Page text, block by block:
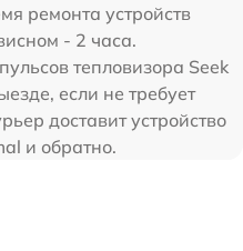
ремонта устройств
- 2 часа.
тепловизора Seek
если не требует
доставит устройство
и обратно.